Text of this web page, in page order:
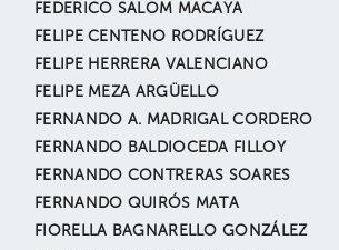
FEDERICO SALOM MACAYA
FELIPE CENTENO RODRÍGUEZ
FELIPE HERRERA VALENCIANO
FELIPE MEZA ARGÜELLO
FERNANDO A. MADRIGAL CORDERO
FERNANDO BALDIOCEDA FILLOY
FERNANDO CONTRERAS SOARES
FERNANDO QUIRÓS MATA
FIORELLA BAGNARELLO GONZÁLEZ